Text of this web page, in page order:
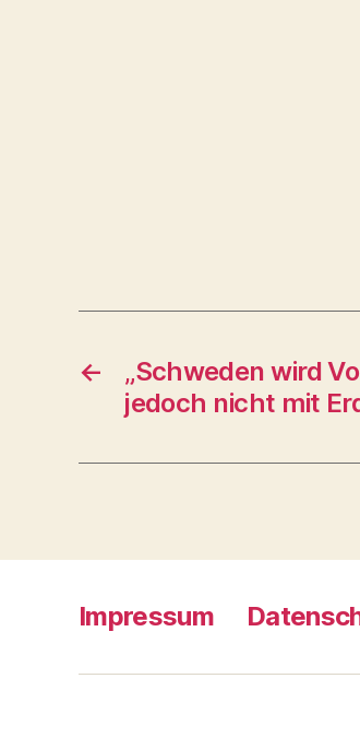
←
„Schweden wird
jedoch nicht mit
Impressum